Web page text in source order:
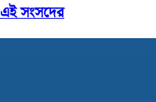
এই সংসদের